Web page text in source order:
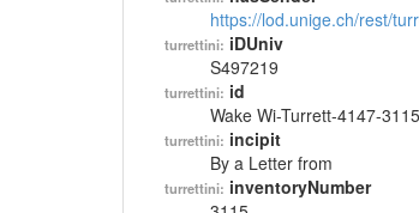
https://lod.unige.ch/rest/
turrettini: iDUniv
S497219
turrettini: id
Wake Wi-Turrett-4147-3115
turrettini: incipit
By a Letter from
turrettini: inventoryNumber